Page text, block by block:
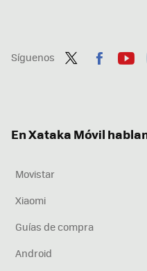
Síguenos
En Xataka Móvil
Movistar
Xiaomi
Guías de compra
Android